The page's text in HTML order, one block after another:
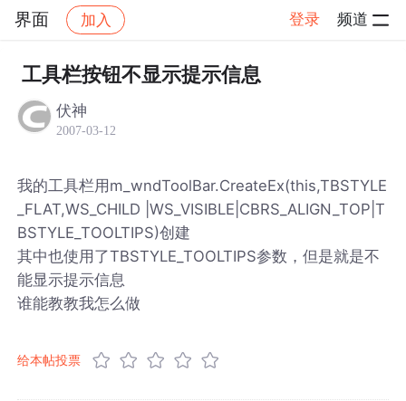
界面 加入 登录 频道
社区 界面 帖子详情
工具栏按钮不显示提示信息
伏神
2007-03-12
我的工具栏用m_wndToolBar.CreateEx(this,TBSTYLE
_FLAT,WS_CHILD |WS_VISIBLE|CBRS_ALIGN_TOP|T
BSTYLE_TOOLTIPS)创建
其中也使用了TBSTYLE_TOOLTIPS参数，但是就是不
能显示提示信息
谁能教教我怎么做
给本帖投票